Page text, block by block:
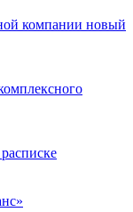
компании новый